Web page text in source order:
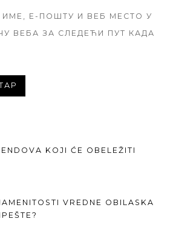
ИМЕ, Е-ПОШТУ И ВЕБ МЕСТО У
ВЕБА ЗА СЛЕДЕЋИ ПУТ КАДА
KOJI ĆE OBELEŽITI
VREDNE OBILASKA